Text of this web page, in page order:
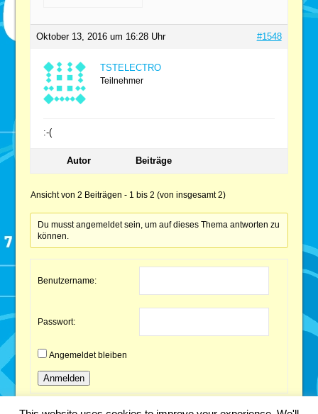
Oktober 13, 2016 um 16:28 Uhr #1548
TSTELECTRO
Teilnehmer
:-(
Autor Beiträge
Ansicht von 2 Beiträgen - 1 bis 2 (von insgesamt 2)
Du musst angemeldet sein, um auf dieses Thema antworten zu
können.
Benutzername:
Passwort:
Angemeldet bleiben
Anmelden